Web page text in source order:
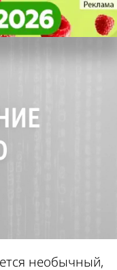
день
необычный,
день